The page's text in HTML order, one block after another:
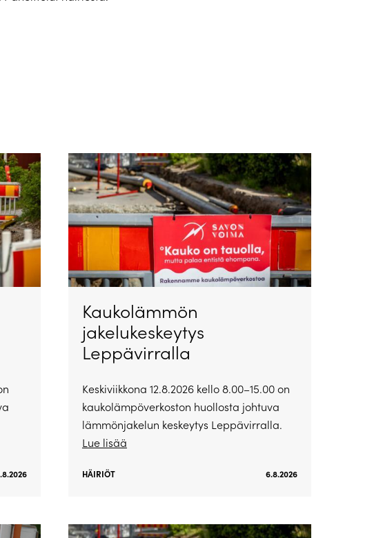
Kaukolämmön
jakelukeskeytys
Leppävirralla
Keskiviikkona 12.8.2026 kello 8.00–15.00 on
kaukolämpöverkoston huollosta johtuva
lämmönjakelun keskeytys Leppävirralla.
Lue lisää
HÄIRIÖT 6.8.2026